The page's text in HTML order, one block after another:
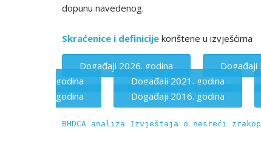
dopunu navedenog.
Skraćenice i definicije korištene u izvješćima
Događaji 2026. godina Događaji
godina
Događaji 2021. godina
godina
Događaji 2016. godina
BHDCA analiza Izvještaja o nesreći